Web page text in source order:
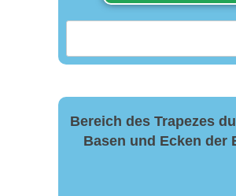
Bereich des Trapezes
Basen und Ecken der